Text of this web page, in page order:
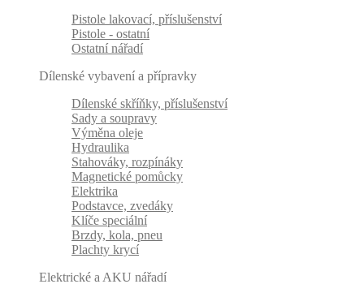
Pistole lakovací, příslušenství
Pistole - ostatní
Ostatní nářadí
Dílenské vybavení a přípravky
Dílenské skříňky, příslušenství
Sady a soupravy
Výměna oleje
Hydraulika
Stahováky, rozpínáky
Magnetické pomůcky
Elektrika
Podstavce, zvedáky
Klíče speciální
Brzdy, kola, pneu
Plachty krycí
Elektrické a AKU nářadí